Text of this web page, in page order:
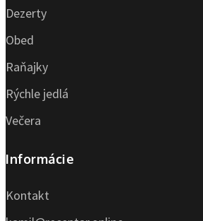
Dezerty
Obed
Raňajky
Rýchle jedlá
Večera
Informácie
Kontakt